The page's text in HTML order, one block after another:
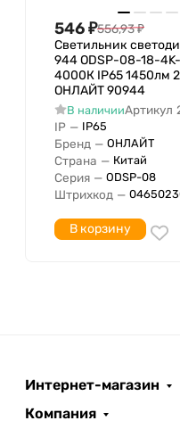
Род тока
С датчиком движения
Подходит для лампы
мощностью с
Подходит для лампы
мощностью по
Исполнение решетки
Устройство
Подходит для
монтажа
546₽556,93₽
Светильник
944 ODSP-08-18-
4000К IP65 1450лм
ОНЛАЙТ 90944
В наличииАртикул
IP — IP65
Бренд — ОНЛАЙТ
Страна — Китай
Серия — ODSP-08
Штрихкод —
В корзину
Интернет-магазин
Компания